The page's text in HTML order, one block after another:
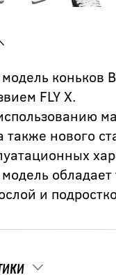
коньков
FLY X.
нового
и